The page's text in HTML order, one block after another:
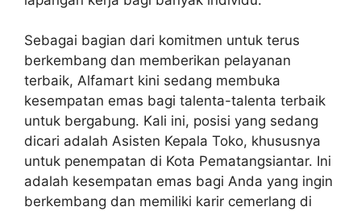
Sebagai bagian dari komitmen untuk terus
berkembang dan memberikan pelayanan
terbaik, Alfamart kini sedang membuka
kesempatan emas bagi talenta-talenta terbaik
untuk bergabung. Kali ini, posisi yang sedang
dicari adalah Asisten Kepala Toko, khususnya
untuk penempatan di Kota Pematangsiantar. Ini
adalah kesempatan emas bagi Anda yang ingin
berkembang dan memiliki karir cemerlang di